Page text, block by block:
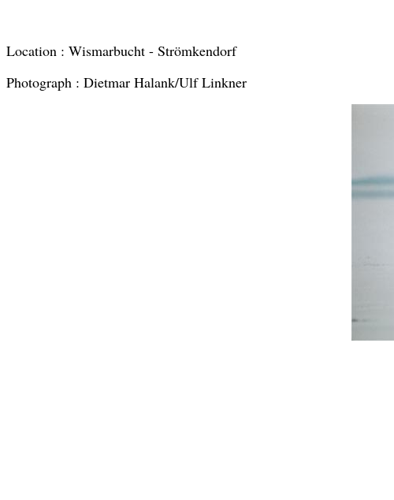
Location : Wismarbucht - Strömkendorf
Photograph : Dietmar Halank/Ulf Linkner